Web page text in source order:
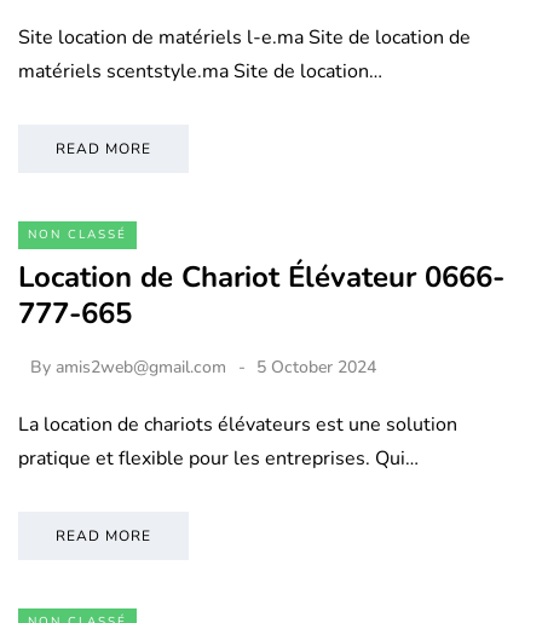
Site location de matériels l-e.ma Site de location de
matériels scentstyle.ma Site de location…
READ MORE
NON CLASSÉ
Location de Chariot Élévateur 0666-
777-665
By amis2web@gmail.com 5 October 2024
La location de chariots élévateurs est une solution
pratique et flexible pour les entreprises. Qui…
READ MORE